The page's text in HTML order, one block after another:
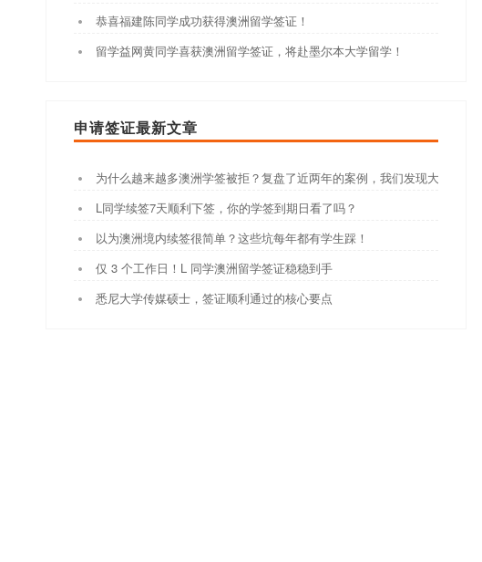
恭喜福建陈同学成功获得澳洲留学签证！
留学益网黄同学喜获澳洲留学签证，将赴墨尔本大学留学！
申请签证最新文章
为什么越来越多澳洲学签被拒？复盘了近两年的案例，我们发现大家都踩
L同学续签7天顺利下签，你的学签到期日看了吗？
以为澳洲境内续签很简单？这些坑每年都有学生踩！
仅 3 个工作日！L 同学澳洲留学签证稳稳到手
悉尼大学传媒硕士，签证顺利通过的核心要点